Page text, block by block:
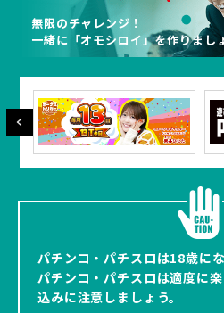
無限のチャレンジ！
一緒に「オモシロイ」を作りまし
パチンコ・パチスロは18歳にな
パチンコ・パチスロは適度に
込みに注意しましょう。